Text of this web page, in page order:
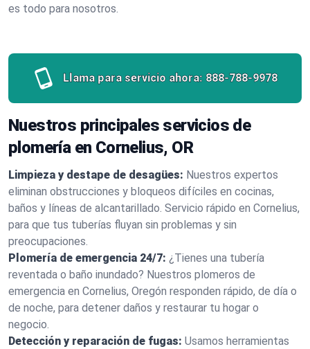
es todo para nosotros.
Llama para servicio ahora: 888-788-9978
Nuestros principales servicios de
plomería en Cornelius, OR
Limpieza y destape de desagües: Nuestros expertos
eliminan obstrucciones y bloqueos difíciles en cocinas,
baños y líneas de alcantarillado. Servicio rápido en Cornelius,
para que tus tuberías fluyan sin problemas y sin
preocupaciones.
Plomería de emergencia 24/7: ¿Tienes una tubería
reventada o baño inundado? Nuestros plomeros de
emergencia en Cornelius, Oregón responden rápido, de día o
de noche, para detener daños y restaurar tu hogar o
negocio.
Detección y reparación de fugas: Usamos herramientas